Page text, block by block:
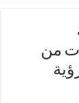
من